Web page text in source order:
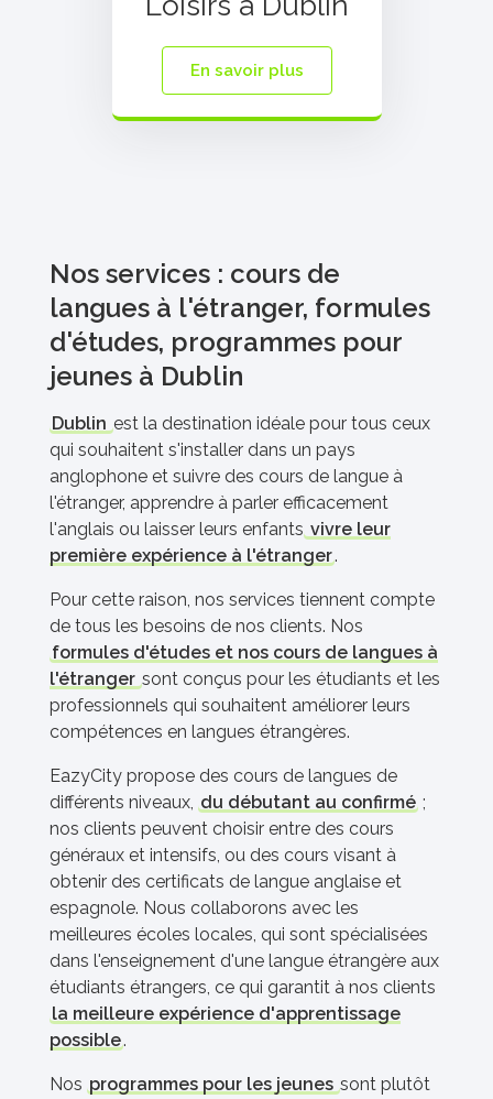
En savoir plus
Nos services : cours de
langues à l'étranger, formules
d'études, programmes pour
jeunes à Dublin
Dublin est la destination idéale pour tous ceux
qui souhaitent s'installer dans un pays
anglophone et suivre des cours de langue à
l'étranger, apprendre à parler efficacement
l'anglais ou laisser leurs enfants vivre leur
première expérience à l'étranger.
Pour cette raison, nos services tiennent compte
de tous les besoins de nos clients. Nos
formules d'études et nos cours de langues à
l'étranger sont conçus pour les étudiants et les
professionnels qui souhaitent améliorer leurs
compétences en langues étrangères.
EazyCity propose des cours de langues de
différents niveaux, du débutant au confirmé ;
nos clients peuvent choisir entre des cours
généraux et intensifs, ou des cours visant à
obtenir des certificats de langue anglaise et
espagnole. Nous collaborons avec les
meilleures écoles locales, qui sont spécialisées
dans l'enseignement d'une langue étrangère aux
étudiants étrangers, ce qui garantit à nos clients
la meilleure expérience d'apprentissage
possible.
Nos programmes pour les jeunes sont plutôt